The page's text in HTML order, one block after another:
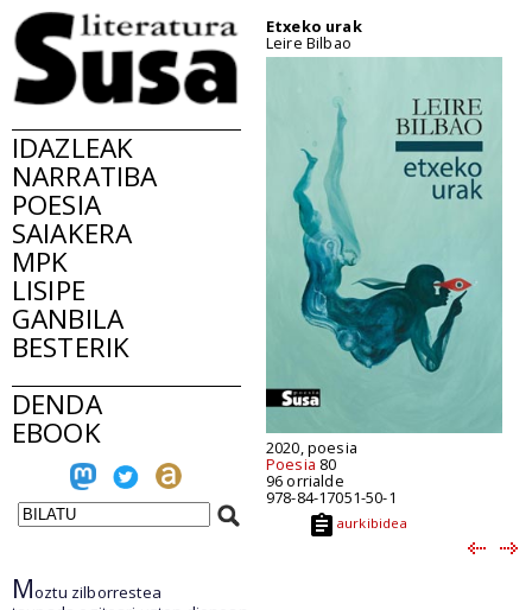
IDAZLEAK
NARRATIBA
POESIA
SAIAKERA
MPK
LISIPE
GANBILA
BESTERIK
DENDA
EBOOK
Etxeko urak
Leire Bilbao
2020, poesia
Poesia 80
96 orrialde
978-84-17051-50-1
aurkibidea
Moztu zilborrestea